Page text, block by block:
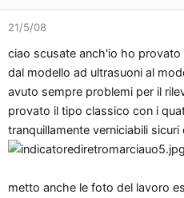
ciao
21/5/08
ciao scusate anch'io ho
dal modello ad ultrasuoni al
avuto sempre problemi per il
provato il tipo classico con i
tranquillamente verniciabili
metto anche le foto del lavoro